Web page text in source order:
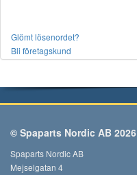
Glömt lösenordet?
Bli företagskund
© Spaparts Nordic AB 2026
Spaparts Nordic AB
Mejselgatan 4